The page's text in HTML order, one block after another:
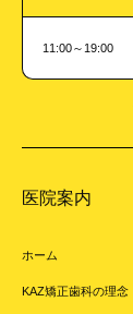
11:00～19:00
医院案内
ホーム
KAZ矯正歯科の理念